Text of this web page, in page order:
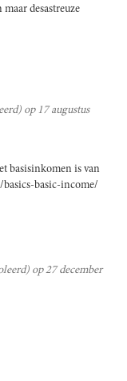
desastreuze
op 17 augustus
basisinkomen is van
basic-income/
op 27 december